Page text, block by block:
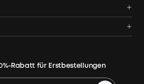
Speicher
Rabatt für Erstbestellungen